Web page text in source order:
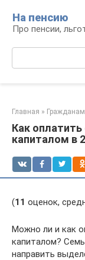
контенту
На пенсию
Про пенсии,
Главная » Гражданам
Как
капиталом в
(11 оценок,
Можно ли и как
капиталом?
направить